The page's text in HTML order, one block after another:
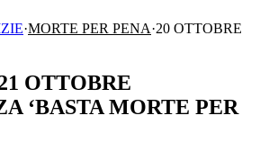
·MORTE PER PENA·20 OTTOBRE
OTTOBRE
‘BASTA MORTE PER